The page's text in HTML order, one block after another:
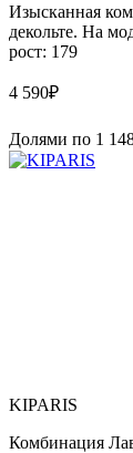
Изысканная
декольте. На
рост: 179
4 590₽
Долями по 1
KIPARIS
Комбинация